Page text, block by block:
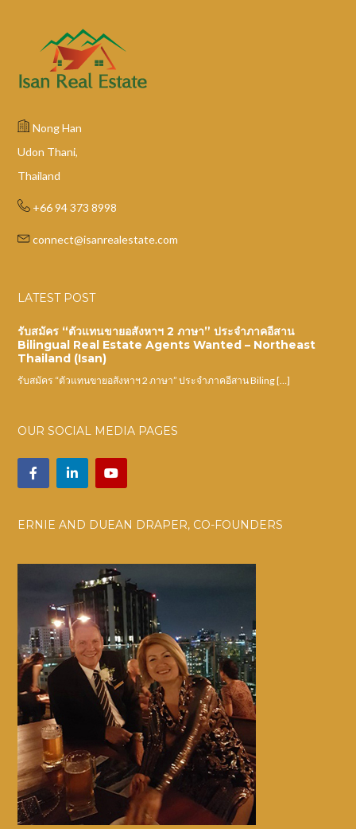
Nong Han
Udon Thani,
Thailand
+66 94 373 8998
connect@isanrealestate.com
LATEST POST
รับสมัคร “ตัวแทนขายอสังหาฯ 2 ภาษา” ประจำภาคอีสาน
Bilingual Real Estate Agents Wanted – Northeast
Thailand (Isan)
รับสมัคร “ตัวแทนขายอสังหาฯ 2 ภาษา” ประจำภาคอีสาน Biling […]
OUR SOCIAL MEDIA PAGES
ERNIE AND DUEAN DRAPER, CO-FOUNDERS